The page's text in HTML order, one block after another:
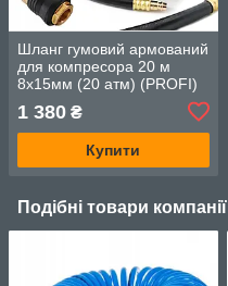
Шланг гумовий армований
для компресора 20 м
8x15мм (20 атм) (PROFI)
1 380 ₴
Купити
Подібні товари компанії